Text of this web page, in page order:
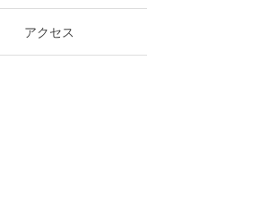
アクセス